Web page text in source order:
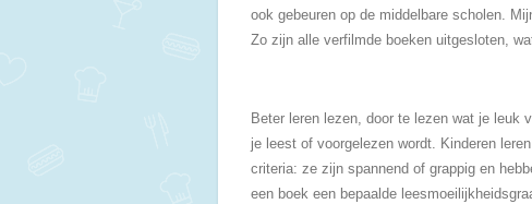
ook gebeuren op de middelbare scholen.
Zo zijn alle verfilmde boeken uitgesloten,
Beter leren lezen, door te lezen wat je leuk
je leest of voorgelezen wordt. Kinderen
criteria: ze zijn spannend of grappig en
een boek een bepaalde